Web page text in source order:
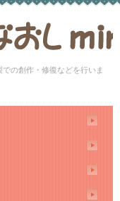
の創作・修復などを行いま